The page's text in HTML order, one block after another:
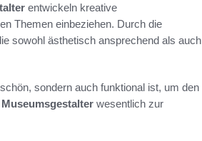
entwickeln kreative
Themen einbeziehen. Durch die
sowohl ästhetisch ansprechend als auch
sondern auch funktional ist, um den
Museumsgestalter wesentlich zur